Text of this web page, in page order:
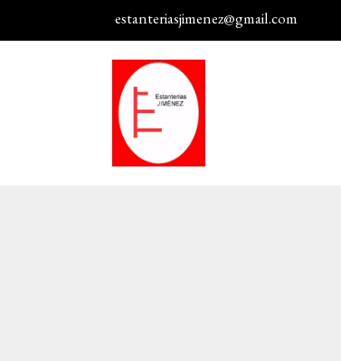
estanteriasjimenez@gmail.com